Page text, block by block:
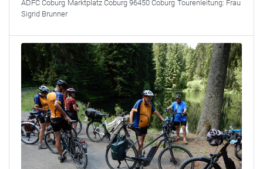
ADFC Coburg Marktplatz Coburg 96450 Coburg Tourenleitung: Frau
Sigrid Brunner